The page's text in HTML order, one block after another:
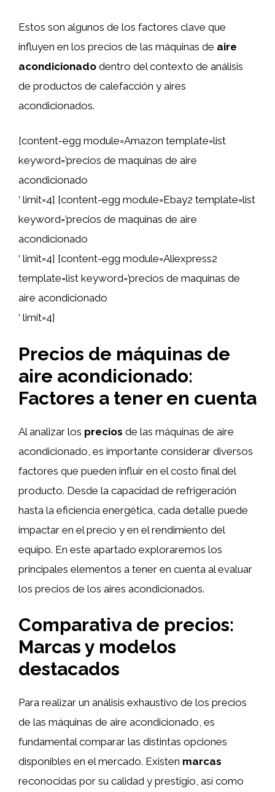
Estos son algunos de los factores clave que
influyen en los precios de las máquinas de aire
acondicionado dentro del contexto de análisis
de productos de calefacción y aires
acondicionados.
[content-egg module=Amazon template=list
keyword=’precios de maquinas de aire
acondicionado
‘ limit=4] [content-egg module=Ebay2 template=list
keyword=’precios de maquinas de aire
acondicionado
‘ limit=4] [content-egg module=Aliexpress2
template=list keyword=’precios de maquinas de
aire acondicionado
‘ limit=4]
Precios de máquinas de
aire acondicionado:
Factores a tener en cuenta
Al analizar los precios de las máquinas de aire
acondicionado, es importante considerar diversos
factores que pueden influir en el costo final del
producto. Desde la capacidad de refrigeración
hasta la eficiencia energética, cada detalle puede
impactar en el precio y en el rendimiento del
equipo. En este apartado exploraremos los
principales elementos a tener en cuenta al evaluar
los precios de los aires acondicionados.
Comparativa de precios:
Marcas y modelos
destacados
Para realizar un análisis exhaustivo de los precios
de las máquinas de aire acondicionado, es
fundamental comparar las distintas opciones
disponibles en el mercado. Existen marcas
reconocidas por su calidad y prestigio, así como